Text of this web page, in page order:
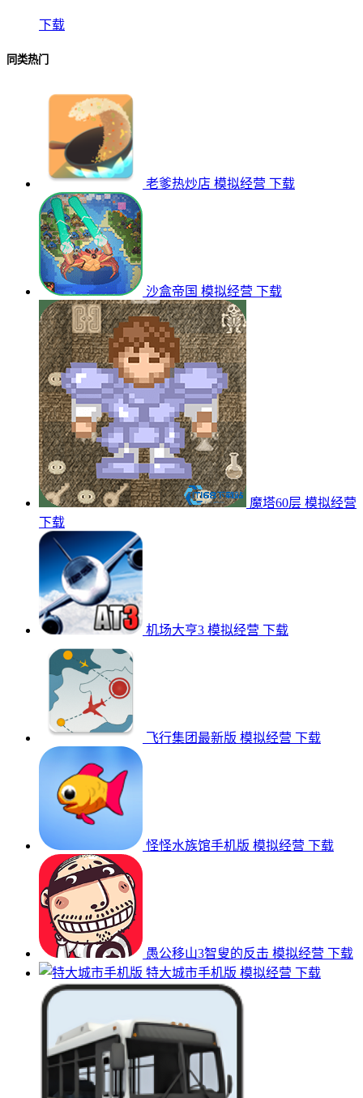
下载
同类热门
老爹热炒店 模拟经营 下载
沙盒帝国 模拟经营 下载
魔塔60层 模拟经营
下载
机场大亨3 模拟经营 下载
飞行集团最新版 模拟经营 下载
怪怪水族馆手机版 模拟经营 下载
愚公移山3智叟的反击 模拟经营 下载
特大城市手机版 模拟经营 下载